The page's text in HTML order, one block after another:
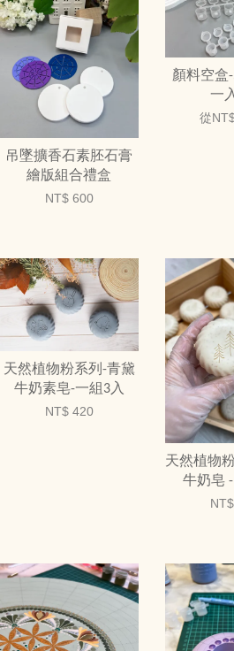
吊墜擴香石素胚石膏
繪版組合禮盒
NT$ 600
顏料空盒
一
從
天然植物粉系列-青黛
牛奶素皂-一組3入
NT$ 420
天然植物
牛奶皂